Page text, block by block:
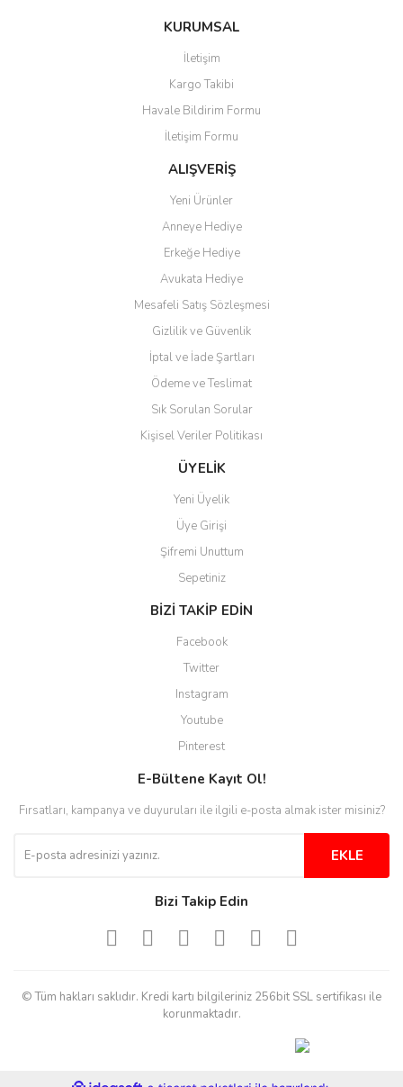
KURUMSAL
İletişim
Kargo Takibi
Havale Bildirim Formu
İletişim Formu
ALIŞVERİŞ
Yeni Ürünler
Anneye Hediye
Erkeğe Hediye
Avukata Hediye
Mesafeli Satış Sözleşmesi
Gizlilik ve Güvenlik
İptal ve İade Şartları
Ödeme ve Teslimat
Sık Sorulan Sorular
Kişisel Veriler Politikası
ÜYELİK
Yeni Üyelik
Üye Girişi
Şifremi Unuttum
Sepetiniz
BİZİ TAKİP EDİN
Facebook
Twitter
Instagram
Youtube
Pinterest
E-Bültene Kayıt Ol!
Fırsatları, kampanya ve duyuruları ile ilgili e-posta almak ister misiniz?
EKLE
Bizi Takip Edin
© Tüm hakları saklıdır. Kredi kartı bilgileriniz 256bit SSL sertifikası ile
korunmaktadır.